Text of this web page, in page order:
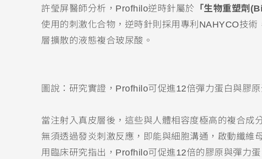
許瑩屏醫師分析，Profhilo逆時針屬於 「生物重塑劑
使用的刺激化合物，逆時針則採用專利NAHYCO技
層擴散的液態複合玻尿酸。
圖說：研究實證，Profhilo可促進12倍彈力蛋白與膠原
當注射入真皮層後，這些與人體相容度極高的複合成
無須透過發炎刺激反應，即能與細胞溝通，啟動纖維
用臨床研究指出，Profhilo可促進12倍的膠原與彈力